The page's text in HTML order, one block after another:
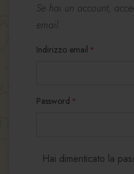
Se hai un account,
email.
Indirizzo email
Password
Hai dimenticato la